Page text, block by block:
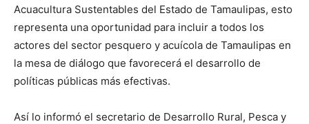
Acuacultura Sustentables del Estado de Tamaulipas, esto
representa una oportunidad para incluir a todos los
actores del sector pesquero y acuícola de Tamaulipas en
la mesa de diálogo que favorecerá el desarrollo de
políticas públicas más efectivas.
Así lo informó el secretario de Desarrollo Rural, Pesca y